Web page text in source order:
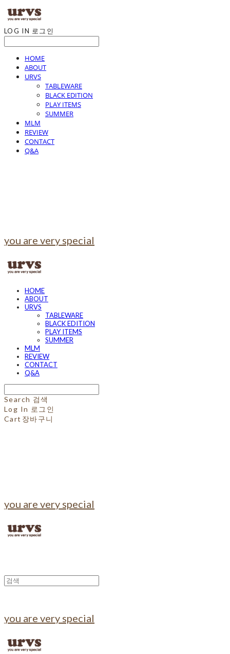
LOG IN 로그인
HOME
ABOUT
URVS
TABLEWARE
BLACK EDITION
PLAY ITEMS
SUMMER
MLM
REVIEW
CONTACT
Q&A
you are very special
HOME
ABOUT
URVS
TABLEWARE
BLACK EDITION
PLAY ITEMS
SUMMER
MLM
REVIEW
CONTACT
Q&A
Search 검색
Log In 로그인
Cart 장바구니
you are very special
you are very special